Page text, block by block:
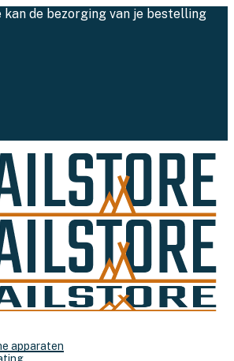
kan de bezorging van je bestelling
apparaten